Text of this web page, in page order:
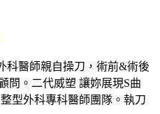
科醫師親自操刀，術前&術後
問。二代威塑 讓妳展現S曲
型外科專科醫師團隊。執刀